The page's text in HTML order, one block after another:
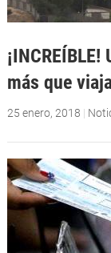
más que
25 enero, 2018 |